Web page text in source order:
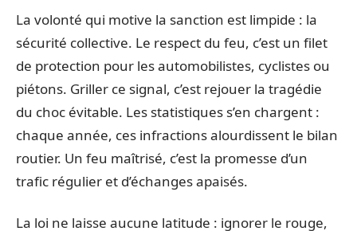
La volonté qui motive la sanction est limpide : la
sécurité collective. Le respect du feu, c’est un filet
de protection pour les automobilistes, cyclistes ou
piétons. Griller ce signal, c’est rejouer la tragédie
du choc évitable. Les statistiques s’en chargent :
chaque année, ces infractions alourdissent le bilan
routier. Un feu maîtrisé, c’est la promesse d’un
trafic régulier et d’échanges apaisés.
La loi ne laisse aucune latitude : ignorer le rouge,